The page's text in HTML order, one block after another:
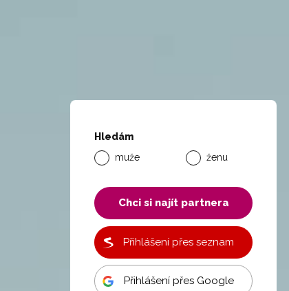
Hledám
muže
ženu
Chci si najít partnera
Přihlášení přes seznam
Přihlášení přes Google